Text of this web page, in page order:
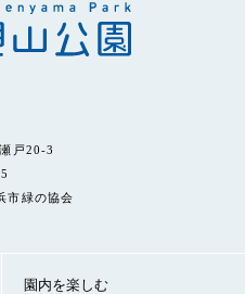
戸20-3
市緑の協会
園内を楽しむ